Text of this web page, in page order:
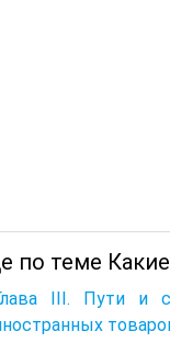
по теме
III. Пути и